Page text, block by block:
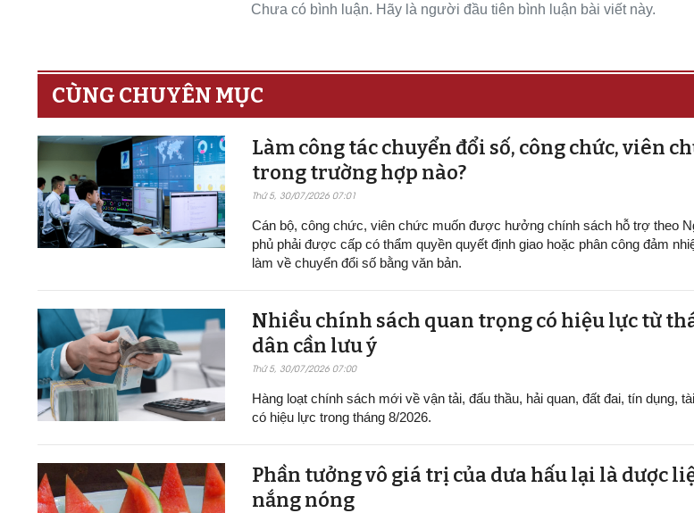
Chưa có bình luận. Hãy là người đầu tiên bình luận bài viết này.
CÙNG CHUYÊN MỤC
Làm công tác chuyển đổi số, công chức, viên
trong trường hợp nào?
Thứ 5, 30/07/2026 07:01
Cán bộ, công chức, viên chức muốn được hưởng chính sách hỗ trợ theo
phủ phải được cấp có thẩm quyền quyết định giao hoặc phân công đảm
làm về chuyển đổi số bằng văn bản.
Nhiều chính sách quan trọng có hiệu lực từ
dân cần lưu ý
Thứ 5, 30/07/2026 07:00
Hàng loạt chính sách mới về vận tải, đấu thầu, hải quan, đất đai, tín dụng,
có hiệu lực trong tháng 8/2026.
Phần tưởng vô giá trị của dưa hấu lại là dược
nắng nóng